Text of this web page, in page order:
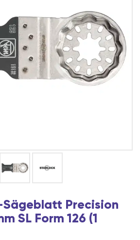
Precision
SL Form 126 (1